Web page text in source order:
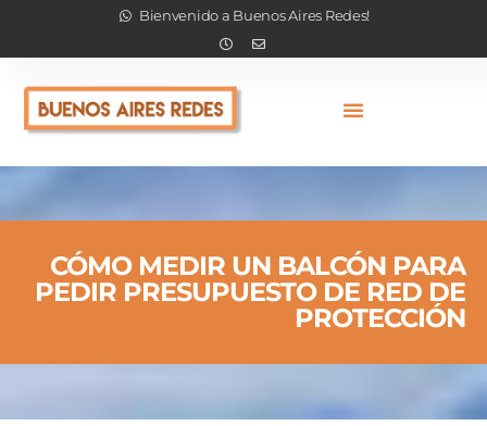
Bienvenido a Buenos Aires Redes!
CÓMO MEDIR UN BALCÓN PARA
PEDIR PRESUPUESTO DE RED DE
PROTECCIÓN